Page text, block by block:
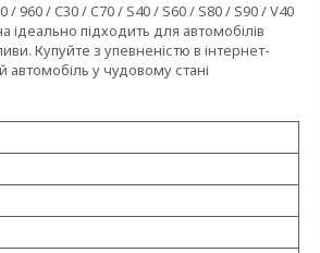
/ 960 / C30 / C70 / S40 / S60 / S80 / S90 / V40
ідеально підходить для автомобілів
Купуйте з упевненістю в інтернет-
автомобіль у чудовому стані